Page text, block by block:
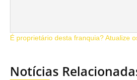
É proprietário desta franquia? Atualize
Notícias